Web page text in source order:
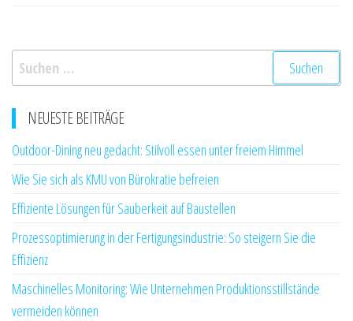
Suchen
nach:
NEUESTE BEITRÄGE
Outdoor-Dining neu gedacht: Stilvoll essen unter freiem Himmel
Wie Sie sich als KMU von Bürokratie befreien
Effiziente Lösungen für Sauberkeit auf Baustellen
Prozessoptimierung in der Fertigungsindustrie: So steigern Sie die
Effizienz
Maschinelles Monitoring: Wie Unternehmen Produktionsstillstände
vermeiden können